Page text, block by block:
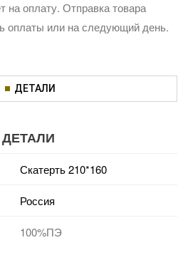
на оплату. Отправка товара
оплаты или на следующий день.
ДЕТАЛИ
ДЕТАЛИ
Скатерть 210*160
Россия
100%ПЭ